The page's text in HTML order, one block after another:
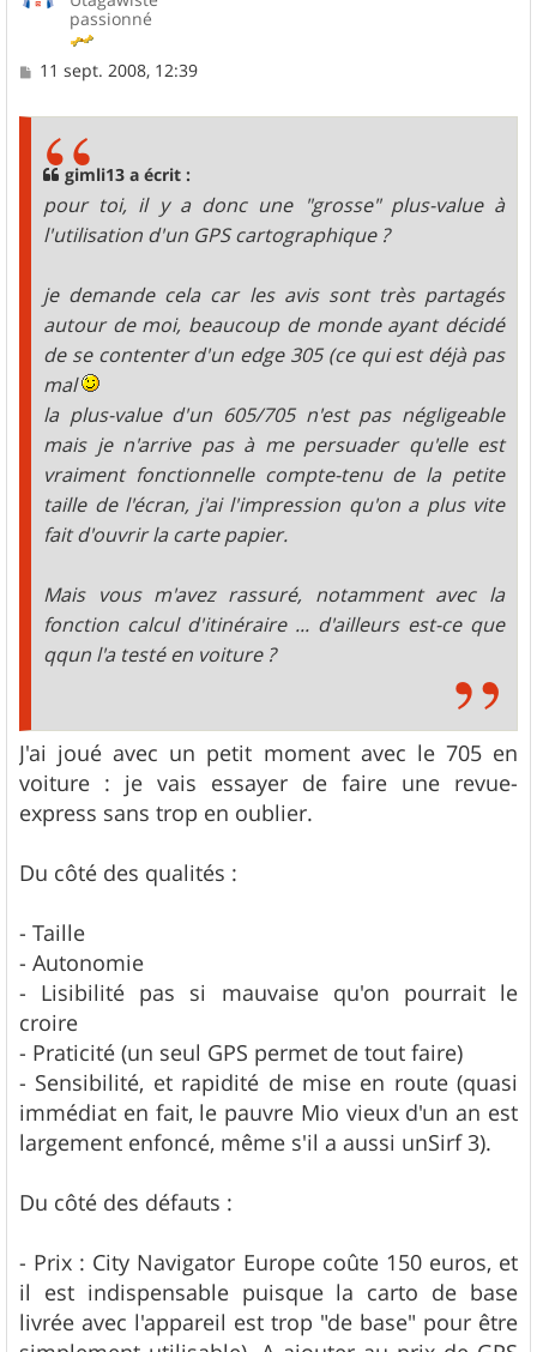
passionné
M11 sept. 2008, 12:39
gimli13 a écrit :
pour toi, il y a donc une "grosse" plus-value à
l'utilisation d'un GPS cartographique ?
je demande cela car les avis sont très partagés
autour de moi, beaucoup de monde ayant décidé
de se contenter d'un edge 305 (ce qui est déjà pas
mal
la plus-value d'un 605/705 n'est pas négligeable
mais je n'arrive pas à me persuader qu'elle est
vraiment fonctionnelle compte-tenu de la petite
taille de l'écran, j'ai l'impression qu'on a plus vite
fait d'ouvrir la carte papier.
Mais vous m'avez rassuré, notamment avec la
fonction calcul d'itinéraire ... d'ailleurs est-ce que
qqun l'a testé en voiture ?
J'ai joué avec un petit moment avec le 705 en
voiture : je vais essayer de faire une revue-
express sans trop en oublier.
Du côté des qualités :
- Taille
- Autonomie
- Lisibilité pas si mauvaise qu'on pourrait le
croire
- Praticité (un seul GPS permet de tout faire)
- Sensibilité, et rapidité de mise en route (quasi
immédiat en fait, le pauvre Mio vieux d'un an est
largement enfoncé, même s'il a aussi unSirf 3).
Du côté des défauts :
- Prix : City Navigator Europe coûte 150 euros, et
il est indispensable puisque la carto de base
livrée avec l'appareil est trop "de base" pour être